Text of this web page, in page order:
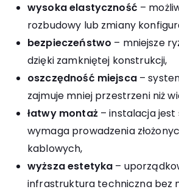
wysoka elastyczność –
rozbudowy lub zmiany
bezpieczeństwo – mniejsze
dzięki zamkniętej konstrukcji,
oszczędność miejsca–
zajmuje mniej przestrzeni niż
łatwy montaż– instalacja jest
wymaga prowadzenia
kablowych,
wyższa estetyka –
infrastruktura techniczna bez